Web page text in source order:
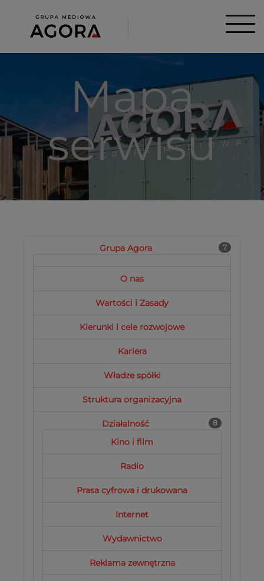
Mapa
serwisu
Grupa Agora 7
O nas
Wartości i Zasady
Kierunki i cele rozwojowe
Kariera
Władze spółki
Struktura organizacyjna
Działalność 8
Kino i film
Radio
Prasa cyfrowa i drukowana
Internet
Wydawnictwo
Reklama zewnętrzna